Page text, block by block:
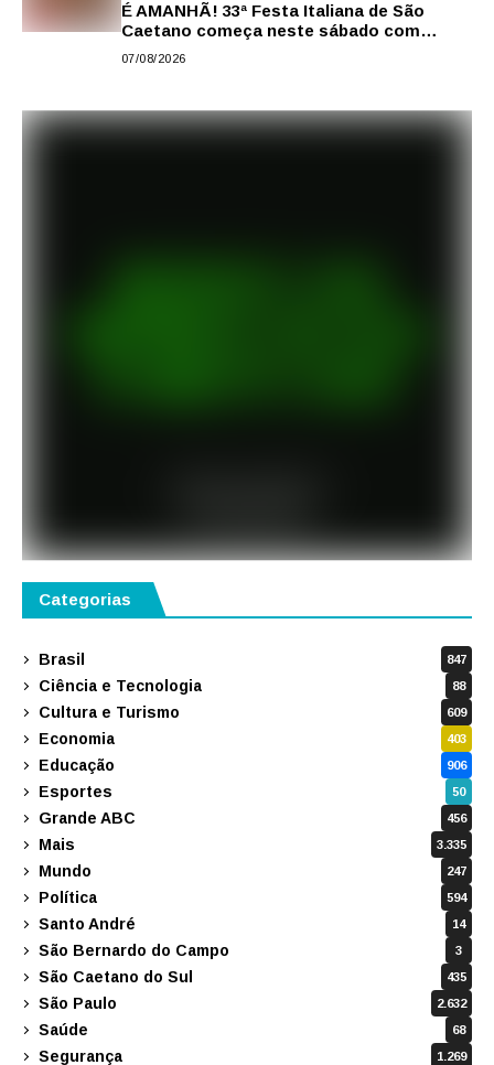
É AMANHÃ! 33ª Festa Italiana de São
Caetano começa neste sábado com
gastronomia, música e solidariedade
07/08/2026
Categorias
Brasil 847
Ciência e Tecnologia 88
Cultura e Turismo 609
Economia 403
Educação 906
Esportes 50
Grande ABC 456
Mais 3.335
Mundo 247
Política 594
Santo André 14
São Bernardo do Campo 3
São Caetano do Sul 435
São Paulo 2.632
Saúde 68
Segurança 1.269